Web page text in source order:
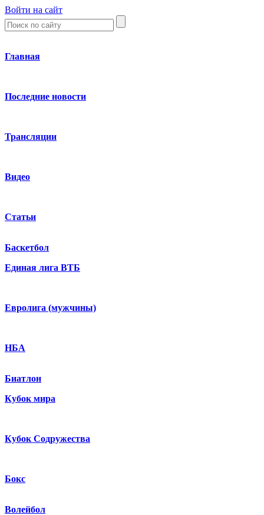
Войти на сайт
Главная
Последние новости
Трансляции
Видео
Статьи
Баскетбол
Единая лига ВТБ
Евролига (мужчины)
НБА
Биатлон
Кубок мира
Кубок Содружества
Бокс
Волейбол